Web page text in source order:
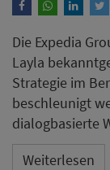
Die Expedia
Layla
Strategie im
beschleunigt
dialogbasierte
Weiterlesen